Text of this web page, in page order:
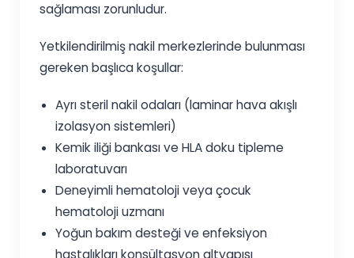
sağlaması zorunludur.
Yetkilendirilmiş nakil merkezlerinde bulunması
gereken başlıca koşullar:
Ayrı steril nakil odaları (laminar hava akışlı
izolasyon sistemleri)
Kemik iliği bankası ve HLA doku tipleme
laboratuvarı
Deneyimli hematoloji veya çocuk
hematoloji uzmanı
Yoğun bakım desteği ve enfeksiyon